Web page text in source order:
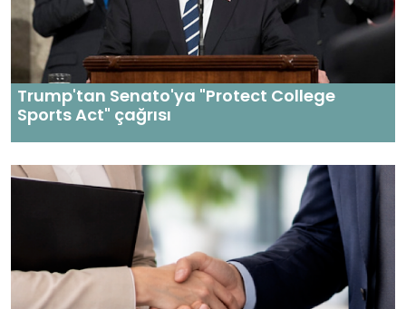
Trump'tan Senato'ya "Protect College
Sports Act" çağrısı